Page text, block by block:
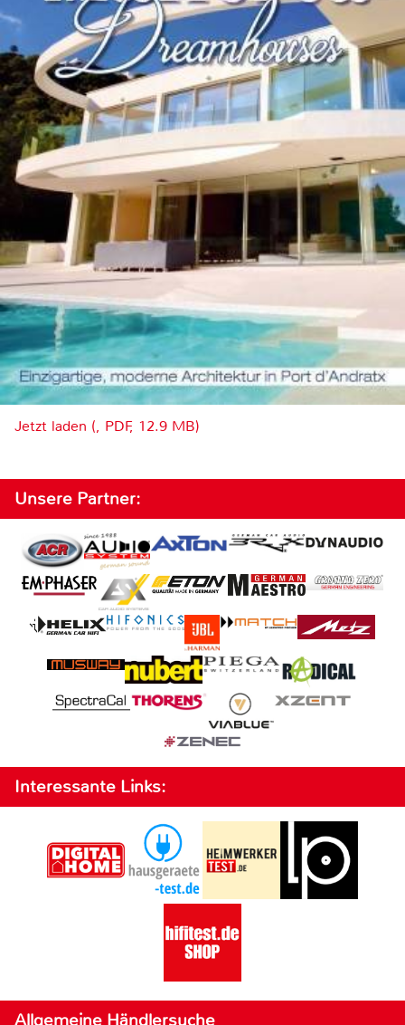
Jetzt laden (, PDF, 12.9 MB)
Unsere Partner:
Interessante Links:
Allgemeine Händlersuche